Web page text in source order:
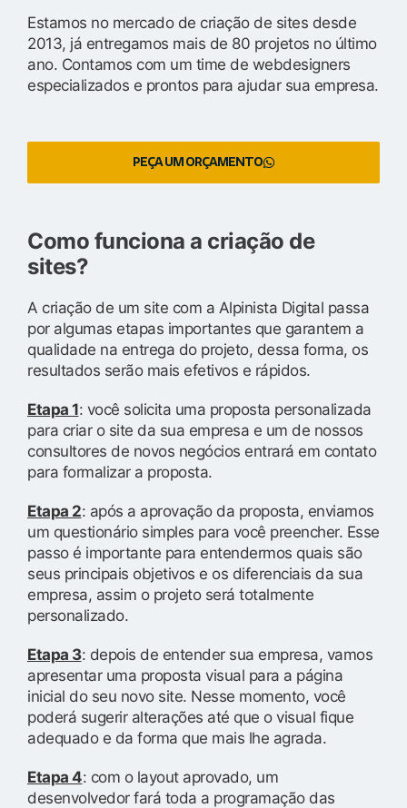
Estamos no mercado de criação de sites desde
2013, já entregamos mais de 80 projetos no último
ano. Contamos com um time de webdesigners
especializados e prontos para ajudar sua empresa.
PEÇA UM ORÇAMENTO
Como funciona a criação de
sites?
A criação de um site com a Alpinista Digital passa
por algumas etapas importantes que garantem a
qualidade na entrega do projeto, dessa forma, os
resultados serão mais efetivos e rápidos.
Etapa 1: você solicita uma proposta personalizada
para criar o site da sua empresa e um de nossos
consultores de novos negócios entrará em contato
para formalizar a proposta.
Etapa 2: após a aprovação da proposta, enviamos
um questionário simples para você preencher. Esse
passo é importante para entendermos quais são
seus principais objetivos e os diferenciais da sua
empresa, assim o projeto será totalmente
personalizado.
Etapa 3: depois de entender sua empresa, vamos
apresentar uma proposta visual para a página
inicial do seu novo site. Nesse momento, você
poderá sugerir alterações até que o visual fique
adequado e da forma que mais lhe agrada.
Etapa 4: com o layout aprovado, um
desenvolvedor fará toda a programação das